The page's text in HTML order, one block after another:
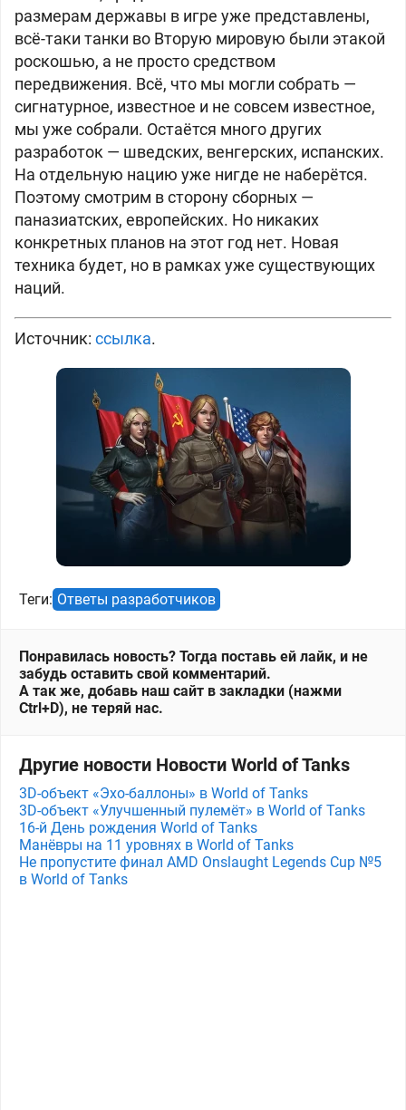
размерам державы в игре уже представлены,
всё-таки танки во Вторую мировую были этакой
роскошью, а не просто средством
передвижения. Всё, что мы могли собрать —
сигнатурное, известное и не совсем известное,
мы уже собрали. Остаётся много других
разработок — шведских, венгерских, испанских.
На отдельную нацию уже нигде не наберётся.
Поэтому смотрим в сторону сборных —
паназиатских, европейских. Но никаких
конкретных планов на этот год нет. Новая
техника будет, но в рамках уже существующих
наций.
Источник: ссылка.
Теги: Ответы разработчиков
Понравилась новость? Тогда поставь ей лайк, и не
забудь оставить свой комментарий.
А так же, добавь наш сайт в закладки (нажми
Ctrl+D), не теряй нас.
Другие новости Новости World of Tanks
3D-объект «Эхо-баллоны» в World of Tanks
3D-объект «Улучшенный пулемёт» в World of Tanks
16-й День рождения World of Tanks
Манёвры на 11 уровнях в World of Tanks
Не пропустите финал AMD Onslaught Legends Cup №5
в World of Tanks